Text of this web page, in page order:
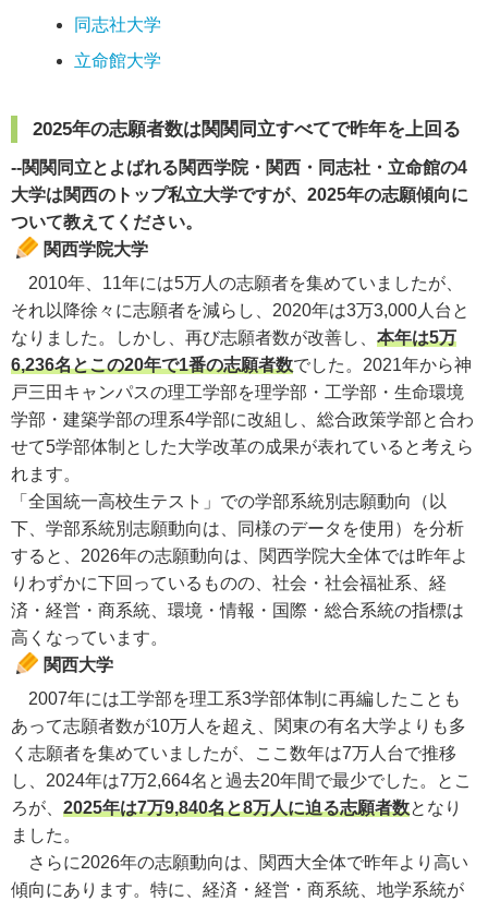
同志社大学
立命館大学
2025年の志願者数は関関同立すべてで昨年を上回る
--関関同立とよばれる関西学院・関西・同志社・立命館の4
大学は関西のトップ私立大学ですが、2025年の志願傾向に
ついて教えてください。
関西学院大学
2010年、11年には5万人の志願者を集めていましたが、
それ以降徐々に志願者を減らし、2020年は3万3,000人台と
なりました。しかし、再び志願者数が改善し、 本年は5万
6,236名とこの20年で1番の志願者数でした。2021年から神
戸三田キャンパスの理工学部を理学部・工学部・生命環境
学部・建築学部の理系4学部に改組し、総合政策学部と合わ
せて5学部体制とした大学改革の成果が表れていると考えら
れます。
「全国統一高校生テスト」での学部系統別志願動向（以
下、学部系統別志願動向は、同様のデータを使用）を分析
すると、2026年の志願動向は、関西学院大全体では昨年よ
りわずかに下回っているものの、社会・社会福祉系、経
済・経営・商系統、環境・情報・国際・総合系統の指標は
高くなっています。
関西大学
2007年には工学部を理工系3学部体制に再編したことも
あって志願者数が10万人を超え、関東の有名大学よりも多
く志願者を集めていましたが、ここ数年は7万人台で推移
し、2024年は7万2,664名と過去20年間で最少でした。とこ
ろが、 2025年は7万9,840名と8万人に迫る志願者数となり
ました。
さらに2026年の志願動向は、関西大全体で昨年より高い
傾向にあります。特に、経済・経営・商系統、地学系統が